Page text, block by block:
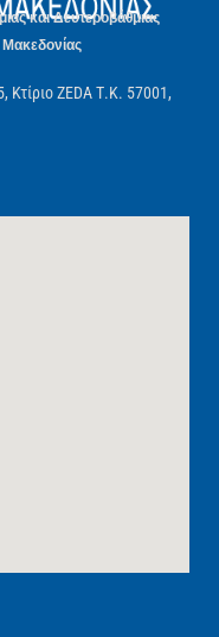
και Δευτεροβάθμιας
ZEDA Τ.Κ. 57001,